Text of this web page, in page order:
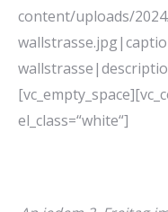
content/uploads/
el_class=“white“]